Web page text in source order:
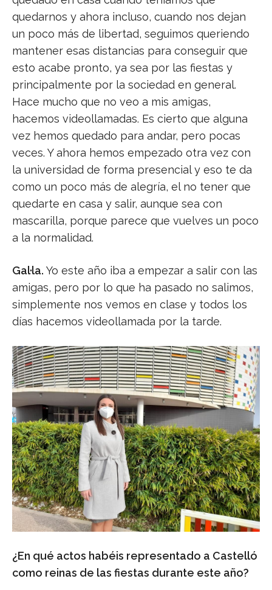
quedarnos y ahora incluso, cuando nos dejan
un poco más de libertad, seguimos queriendo
mantener esas distancias para conseguir que
esto acabe pronto, ya sea por las fiestas y
principalmente por la sociedad en general.
Hace mucho que no veo a mis amigas,
hacemos videollamadas. Es cierto que alguna
vez hemos quedado para andar, pero pocas
veces. Y ahora hemos empezado otra vez con
la universidad de forma presencial y eso te da
como un poco más de alegría, el no tener que
quedarte en casa y salir, aunque sea con
mascarilla, porque parece que vuelves un poco
a la normalidad.
Gal·la. Yo este año iba a empezar a salir con las
amigas, pero por lo que ha pasado no salimos,
simplemente nos vemos en clase y todos los
días hacemos videollamada por la tarde.
¿En qué actos habéis representado a Castelló
como reinas de las fiestas durante este año?